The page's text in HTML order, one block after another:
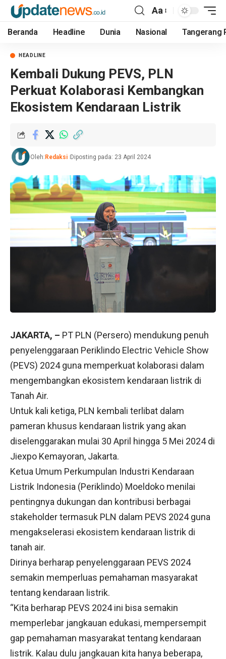
Aa
Beranda Headline Dunia Nasional Tangerang
HEADLINE
Kembali Dukung PEVS, PLN
Perkuat Kolaborasi Kembangkan
Ekosistem Kendaraan Listrik
Oleh: Redaksi Diposting pada: 23 April 2024
JAKARTA, – PT PLN (Persero) mendukung penuh
penyelenggaraan Periklindo Electric Vehicle Show
(PEVS) 2024 guna memperkuat kolaborasi dalam
mengembangkan ekosistem kendaraan listrik di
Tanah Air.
Untuk kali ketiga, PLN kembali terlibat dalam
pameran khusus kendaraan listrik yang akan
diselenggarakan mulai 30 April hingga 5 Mei 2024 di
Jiexpo Kemayoran, Jakarta.
Ketua Umum Perkumpulan Industri Kendaraan
Listrik Indonesia (Periklindo) Moeldoko menilai
pentingnya dukungan dan kontribusi berbagai
stakeholder termasuk PLN dalam PEVS 2024 guna
mengakselerasi ekosistem kendaraan listrik di
tanah air.
Dirinya berharap penyelenggaraan PEVS 2024
semakin memperluas pemahaman masyarakat
tentang kendaraan listrik.
“Kita berharap PEVS 2024 ini bisa semakin
memperlebar jangkauan edukasi, mempersempit
gap pemahaman masyarakat tentang kendaraan
listrik. Kalau dulu jangkauan kita hanya beberapa,